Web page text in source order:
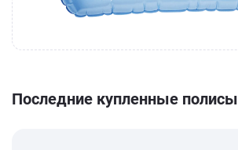
Последние купленные полисы